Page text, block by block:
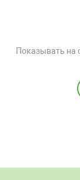
Показывать на